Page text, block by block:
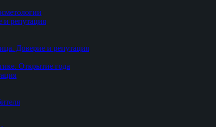
и репутация
Доверие и репутация
Открытие года